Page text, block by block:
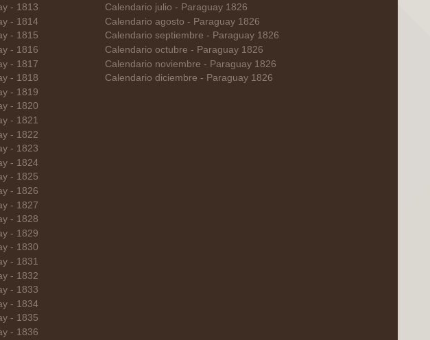
- 1813
- 1814
- 1815
- 1816
- 1817
- 1818
- 1819
- 1820
- 1821
- 1822
- 1823
- 1824
- 1825
- 1826
- 1827
- 1828
- 1829
- 1830
- 1831
- 1832
- 1833
- 1834
- 1835
- 1836
Calendario julio - Paraguay 1826
Calendario agosto - Paraguay 1826
Calendario septiembre - Paraguay 1826
Calendario octubre - Paraguay 1826
Calendario noviembre - Paraguay 1826
Calendario diciembre - Paraguay 1826